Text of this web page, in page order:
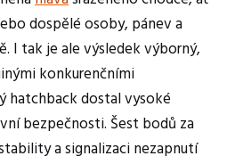
dospělé osoby, pánev a
I tak je ale výsledek výborný,
konkurenčními
hatchback dostal vysoké
bezpečnosti. Šest bodů za
a signalizaci nezapnutí